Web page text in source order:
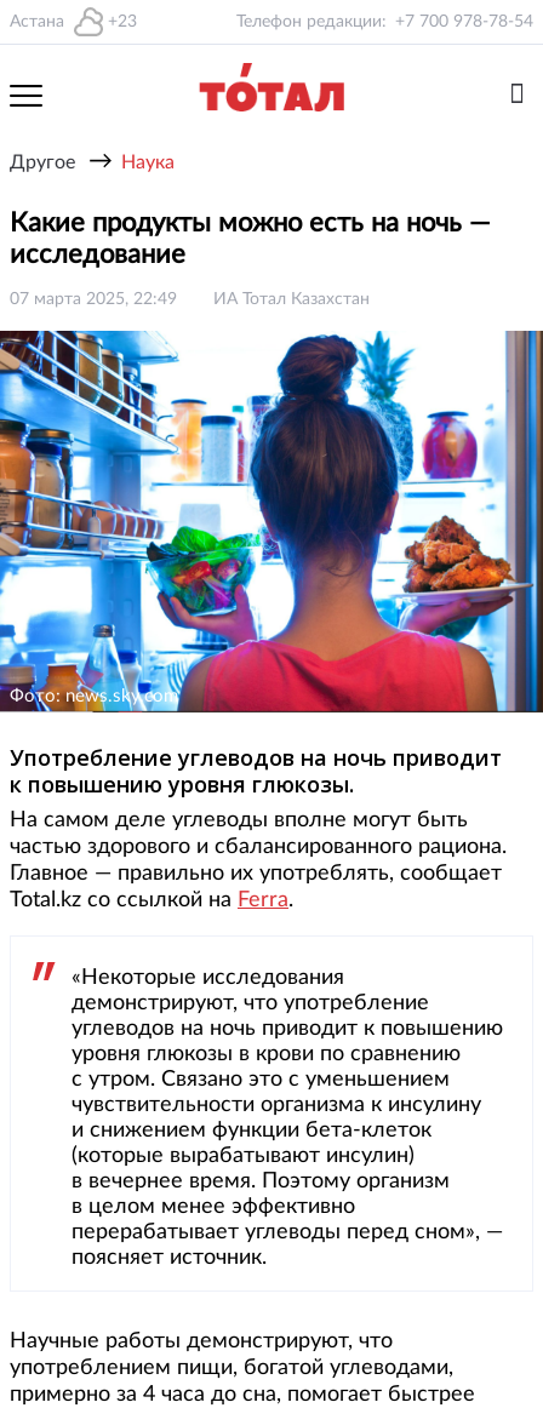
Астана +23 Телефон редакции: +7 700 978-78-54
Другое → Наука
Какие продукты можно есть на ночь —
исследование
07 марта 2025, 22:49 ИА Тотал Казахстан
Фото: news.sky.com
Употребление углеводов на ночь приводит
к повышению уровня глюкозы.
На самом деле углеводы вполне могут быть
частью здорового и сбалансированного рациона.
Главное — правильно их употреблять, сообщает
Total.kz со ссылкой на Ferra.
«Некоторые исследования
демонстрируют, что употребление
углеводов на ночь приводит к повышению
уровня глюкозы в крови по сравнению
с утром. Связано это с уменьшением
чувствительности организма к инсулину
и снижением функции бета-клеток
(которые вырабатывают инсулин)
в вечернее время. Поэтому организм
в целом менее эффективно
перерабатывает углеводы перед сном», —
поясняет источник.
Научные работы демонстрируют, что
употреблением пищи, богатой углеводами,
примерно за 4 часа до сна, помогает быстрее